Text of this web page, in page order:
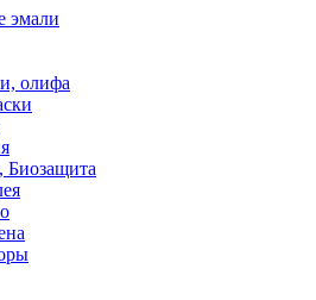
эмали
олифа
Биозащита